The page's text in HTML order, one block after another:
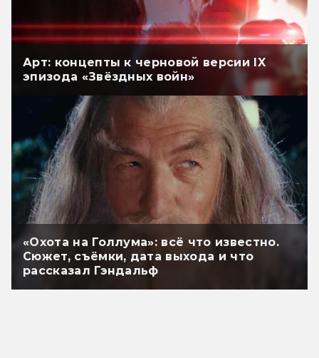
Арт: концепты к черновой версии IX
эпизода «Звёздных войн»
«Охота на Голлума»: всё что известно.
Сюжет, съёмки, дата выхода и что
рассказал Гэндальф